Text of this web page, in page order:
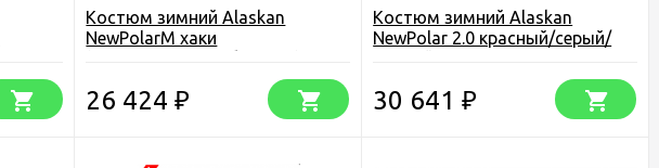
Костюм зимний Alaskan
NewPolarM хаки
26 424₽
Костюм зимний Alaskan
NewPolar 2.0 красный/серый/
(куртка+полукомбинезон
30 641₽